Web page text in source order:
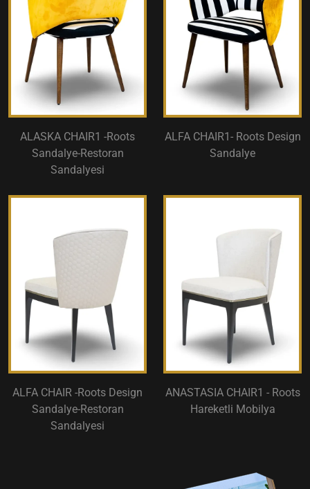
ALASKA CHAIR1 -Roots
Sandalye-Restoran
Sandalyesi
ALFA CHAIR1- Roots Design
Sandalye
ALFA CHAIR -Roots Design
Sandalye-Restoran
Sandalyesi
ANASTASIA CHAIR1 - Roots
Hareketli Mobilya